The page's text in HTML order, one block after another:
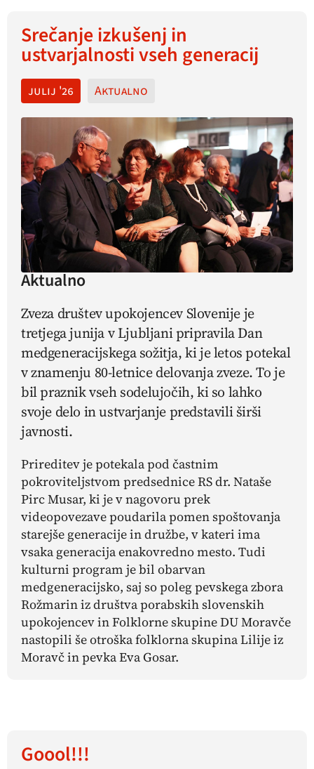
Srečanje izkušenj in
ustvarjalnosti vseh generacij
julij '26 Aktualno
Aktualno
Zveza društev upokojencev Slovenije je
tretjega junija v Ljubljani pripravila Dan
medgeneracijskega sožitja, ki je letos potekal
v znamenju 80-letnice delovanja zveze. To je
bil praznik vseh sodelujočih, ki so lahko
svoje delo in ustvarjanje predstavili širši
javnosti.
Prireditev je potekala pod častnim
pokroviteljstvom predsednice RS dr. Nataše
Pirc Musar, ki je v nagovoru prek
videopovezave poudarila pomen spoštovanja
starejše generacije in družbe, v kateri ima
vsaka generacija enakovredno mesto. Tudi
kulturni program je bil obarvan
medgeneracijsko, saj so poleg pevskega zbora
Rožmarin iz društva porabskih slovenskih
upokojencev in Folklorne skupine DU Moravče
nastopili še otroška folklorna skupina Lilije iz
Moravč in pevka Eva Gosar.
Goool!!!